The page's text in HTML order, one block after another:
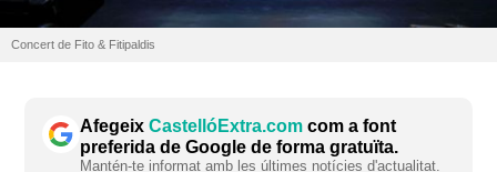
Concert de Fito & Fitipaldis
Afegeix CastellóExtra.com com a font
preferida de Google de forma gratuïta.
Mantén-te informat amb les últimes notícies d'actualitat.